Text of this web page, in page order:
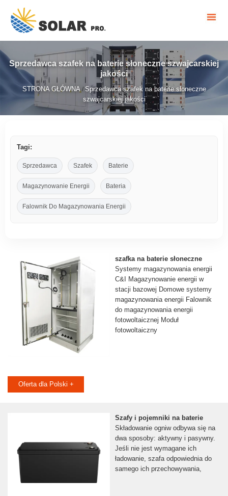
Sprzedawca szafek na baterie słoneczne szwajcarskiej
jakości
STRONA GŁÓWNA/ Sprzedawca szafek na baterie słoneczne
szwajcarskiej jakości
Tagi:
Sprzedawca Szafek Baterie
Magazynowanie Energii Bateria
Falownik Do Magazynowania Energii
szafka na baterie słoneczne
Systemy magazynowania energii
C&I Magazynowanie energii w
stacji bazowej Domowe systemy
magazynowania energii Falownik
do magazynowania energii
fotowoltaicznej Moduł
fotowoltaiczny
Oferta dla Polski +
Szafy i pojemniki na baterie
Składowanie ogniw odbywa się na
dwa sposoby: aktywny i pasywny.
Jeśli nie jest wymagane ich
ładowanie, szafa odpowiednia do
samego ich przechowywania,